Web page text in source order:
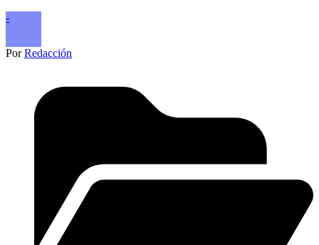
-
PorRedacción